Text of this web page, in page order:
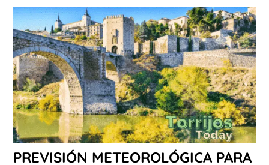
PREVISIÓN METEOROLÓGICA PARA